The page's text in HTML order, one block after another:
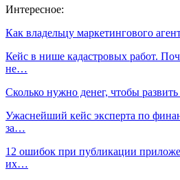
Интересное:
Как владельцу маркетингового
Кейс в нише кадастровых работ.
не…
Сколько нужно денег, чтобы
Ужаснейший кейс эксперта по
за…
12 ошибок при публикации
их…